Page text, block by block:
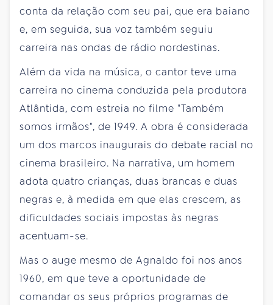
conta da relação com seu pai, que era baiano
e, em seguida, sua voz também seguiu
carreira nas ondas de rádio nordestinas.
Além da vida na música, o cantor teve uma
carreira no cinema conduzida pela produtora
Atlântida, com estreia no filme "Também
somos irmãos", de 1949. A obra é considerada
um dos marcos inaugurais do debate racial no
cinema brasileiro. Na narrativa, um homem
adota quatro crianças, duas brancas e duas
negras e, à medida em que elas crescem, as
dificuldades sociais impostas às negras
acentuam-se.
Mas o auge mesmo de Agnaldo foi nos anos
1960, em que teve a oportunidade de
comandar os seus próprios programas de